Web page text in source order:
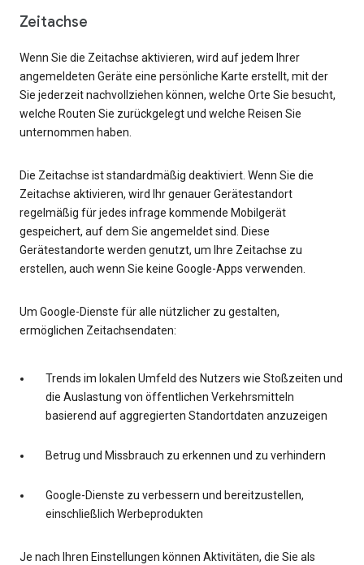
Zeitachse
Wenn Sie die Zeitachse aktivieren, wird auf jedem Ihrer
angemeldeten Geräte eine persönliche Karte erstellt, mit der
Sie jederzeit nachvollziehen können, welche Orte Sie besucht,
welche Routen Sie zurückgelegt und welche Reisen Sie
unternommen haben.
Die Zeitachse ist standardmäßig deaktiviert. Wenn Sie die
Zeitachse aktivieren, wird Ihr genauer Gerätestandort
regelmäßig für jedes infrage kommende Mobilgerät
gespeichert, auf dem Sie angemeldet sind. Diese
Gerätestandorte werden genutzt, um Ihre Zeitachse zu
erstellen, auch wenn Sie keine Google-Apps verwenden.
Um Google-Dienste für alle nützlicher zu gestalten,
ermöglichen Zeitachsendaten:
Trends im lokalen Umfeld des Nutzers wie Stoßzeiten und
die Auslastung von öffentlichen Verkehrsmitteln
basierend auf aggregierten Standortdaten anzuzeigen
Betrug und Missbrauch zu erkennen und zu verhindern
Google-Dienste zu verbessern und bereitzustellen,
einschließlich Werbeprodukten
Je nach Ihren Einstellungen können Aktivitäten, die Sie als